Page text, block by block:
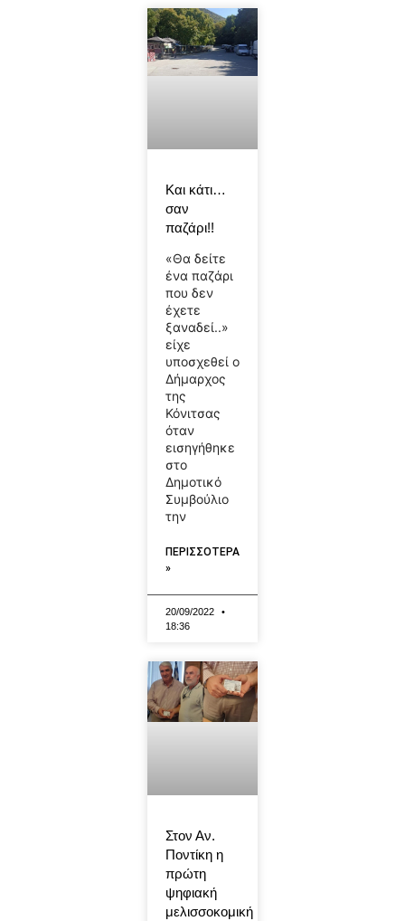
Και κάτι…
σαν
παζάρι!!
«Θα δείτε
ένα παζάρι
που δεν
έχετε
ξαναδεί..»
είχε
υποσχεθεί ο
Δήμαρχος
της
Κόνιτσας
όταν
εισηγήθηκε
στο
Δημοτικό
Συμβούλιο
την
ΠΕΡΙΣΣΟΤΕΡΑ
»
20/09/2022
18:36
Στον Αν.
Ποντίκη η
πρώτη
ψηφιακή
μελισσοκομική